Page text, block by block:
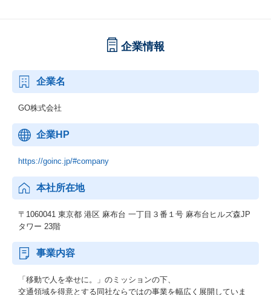
企業情報
企業名
GO株式会社
企業HP
https://goinc.jp/#company
本社所在地
〒1060041 東京都 港区 麻布台 一丁目３番１号 麻布台ヒルズ森JP
タワー 23階
事業内容
「移動で人を幸せに。」のミッションの下、
交通領域を得意とする同社ならではの事業を幅広く展開していま